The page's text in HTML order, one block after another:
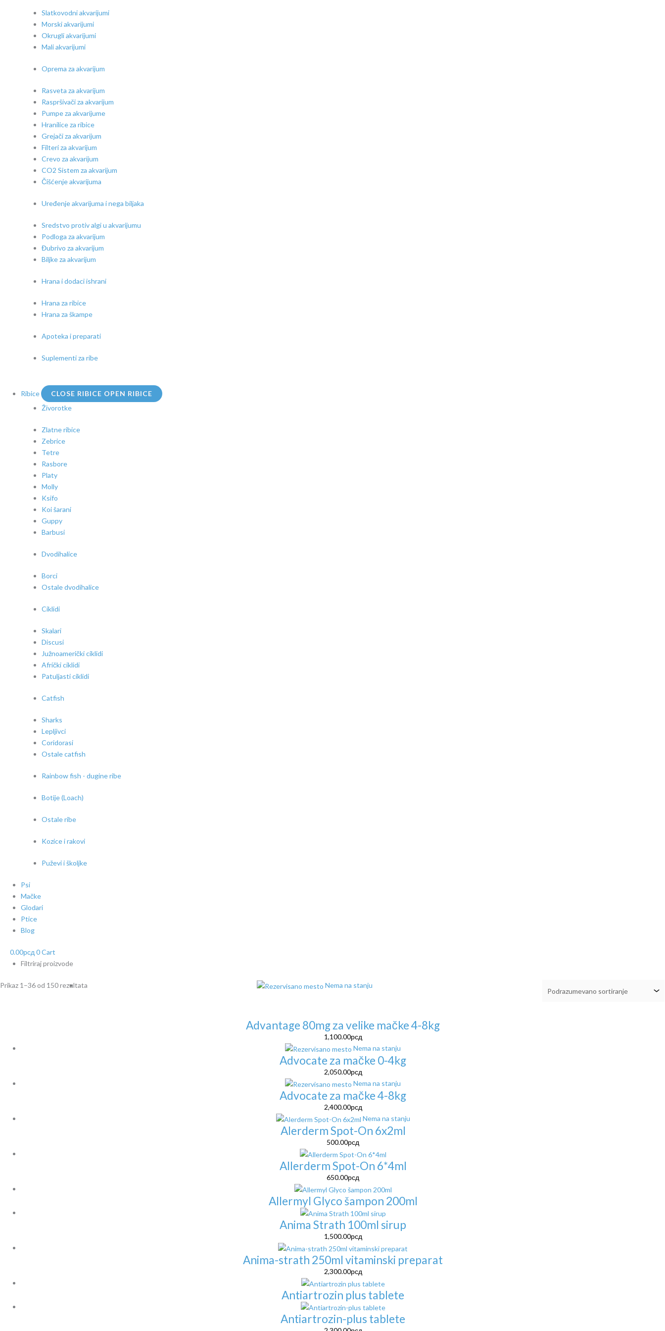
Slatkovodni akvarijumi
Morski akvarijumi
Okrugli akvarijumi
Mali akvarijumi
Oprema za akvarijum
Rasveta za akvarijum
Raspršivači za akvarijum
Pumpe za akvarijume
Hranilice za ribice
Grejači za akvarijum
Filteri za akvarijum
Crevo za akvarijum
CO2 Sistem za akvarijum
Čišćenje akvarijuma
Uređenje akvarijuma i nega biljaka
Sredstvo protiv algi u akvarijumu
Podloga za akvarijum
Đubrivo za akvarijum
Biljke za akvarijum
Hrana i dodaci ishrani
Hrana za ribice
Hrana za škampe
Apoteka i preparati
Suplementi za ribe
Ribice CLOSE RIBICE OPEN RIBICE
Živorotke
Zlatne ribice
Zebrice
Tetre
Rasbore
Platy
Molly
Ksifo
Koi šarani
Guppy
Barbusi
Dvodihalice
Borci
Ostale dvodihalice
Ciklidi
Skalari
Discusi
Južnoamerički ciklidi
Afrički ciklidi
Patuljasti ciklidi
Catfish
Sharks
Lepljivci
Coridorasi
Ostale catfish
Rainbow fish - dugine ribe
Botije (Loach)
Ostale ribe
Kozice i rakovi
Puževi i školjke
Psi
Mačke
Glodari
Ptice
Blog
0.00рсд 0Cart
Filtriraj proizvode
Prikaz 1–36 od 150 rezultata Nema na stanju
Advantage 80mg za velike mačke 4-8kg
1,100.00рсд
Nema na stanju
Advocate za mačke 0-4kg
2,050.00рсд
Nema na stanju
Advocate za mačke 4-8kg
2,400.00рсд
Nema na stanju
Alerderm Spot-On 6x2ml
500.00рсд
Allerderm Spot-On 6*4ml
650.00рсд
Allermyl Glyco šampon 200ml
Anima Strath 100ml sirup
1,500.00рсд
Anima-strath 250ml vitaminski preparat
2,300.00рсд
Antiartrozin plus tablete
Antiartrozin-plus tablete